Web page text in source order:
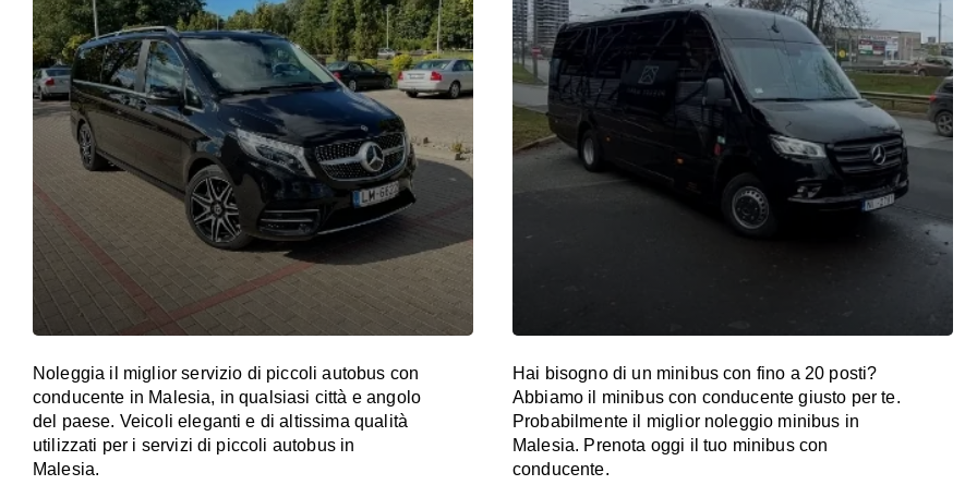
Noleggia il miglior servizio di piccoli autobus con
conducente in Malesia, in qualsiasi città e angolo
del paese. Veicoli eleganti e di altissima qualità
utilizzati per i servizi di piccoli autobus in
Malesia.
Hai bisogno di un minibus con fino a 20 posti?
Abbiamo il minibus con conducente giusto per te.
Probabilmente il miglior noleggio minibus in
Malesia. Prenota oggi il tuo minibus con
conducente.